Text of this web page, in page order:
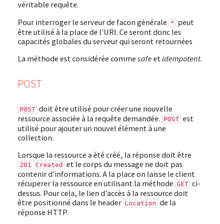
véritable requête.
Pour interroger le serveur de facon générale * peut
être utilisé à la place de l'URI. Ce seront donc les
capacités globales du serveur qui seront retournées
La méthode est considérée comme safeet idempotent.
POST
POST doit être utilisé pour créer une nouvelle
ressource associée à la requête demandée. POST est
utilisé pour ajouter un nouvel élément à une
collection.
Lorsque la ressource a été créé, la réponse doit être
201 Created et le corps du message ne doit pas
contenir d'informations. A la place on laisse le client
récuperer la ressource en utilisant la méthode GET ci-
dessus. Pour cela, le lien d'accès à la ressource doit
être positionné dans le header Location de la
réponse HTTP.